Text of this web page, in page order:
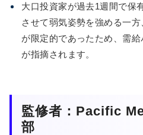
大口投資家が過去1週間で保
させて弱気姿勢を強める一
が限定的であったため、需
が指摘されます。
監修者：Pacific
部